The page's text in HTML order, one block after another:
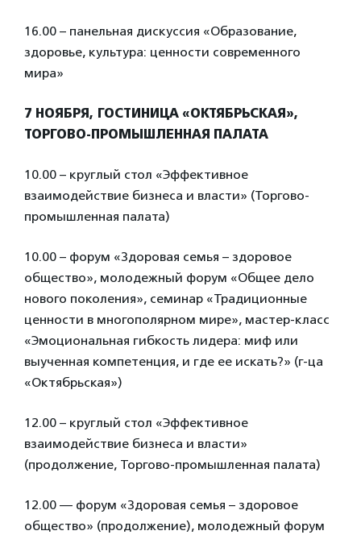
16.00 – панельная дискуссия «Образование,
здоровье, культура: ценности современного
мира»
7 НОЯБРЯ, ГОСТИНИЦА «ОКТЯБРЬСКАЯ»,
ТОРГОВО-ПРОМЫШЛЕННАЯ ПАЛАТА
10.00 – круглый стол «Эффективное
взаимодействие бизнеса и власти» (Торгово-
промышленная палата)
10.00 – форум «Здоровая семья – здоровое
общество», молодежный форум «Общее дело
нового поколения», семинар «Традиционные
ценности в многополярном мире», мастер-класс
«Эмоциональная гибкость лидера: миф или
выученная компетенция, и где ее искать?» (г-ца
«Октябрьская»)
12.00 – круглый стол «Эффективное
взаимодействие бизнеса и власти»
(продолжение, Торгово-промышленная палата)
12.00 — форум «Здоровая семья – здоровое
общество» (продолжение), молодежный форум